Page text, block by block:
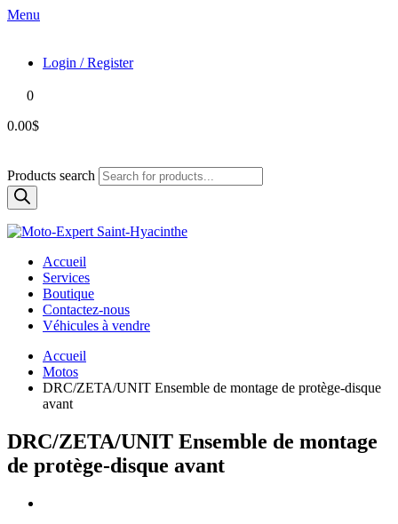
Menu
Login / Register
0
0.00$
Products search
Accueil
Services
Boutique
Contactez-nous
Véhicules à vendre
Accueil
Motos
DRC/ZETA/UNIT Ensemble de montage de protège-disque
avant
DRC/ZETA/UNIT Ensemble de montage
de protège-disque avant